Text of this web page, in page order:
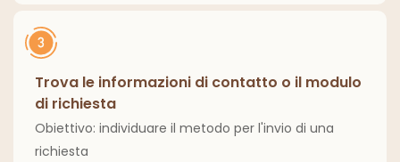
Trova le informazioni di contatto o il modulo
di richiesta
Obiettivo: individuare il metodo per l'invio di una
richiesta